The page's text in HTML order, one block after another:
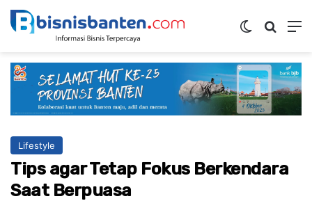
Switch skin
Lifestyle
Tips agar Tetap Fokus Berkendara
Saat Berpuasa